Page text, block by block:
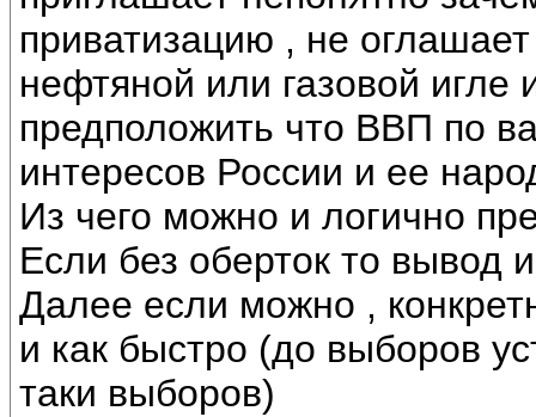
приватизацию , не
нефтяной или газовой игле
предположить что ВВП по
интересов России и ее
Из чего можно и логично
Если без оберток то вывод
Далее если можно ,
и как быстро (до выборов
таки выборов)